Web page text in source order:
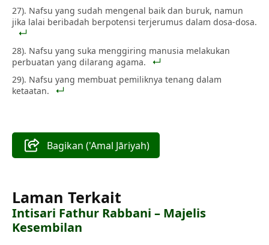
27). Nafsu yang sudah mengenal baik dan buruk, namun
jika lalai beribadah berpotensi terjerumus dalam dosa-dosa.
28). Nafsu yang suka menggiring manusia melakukan
perbuatan yang dilarang agama.
29). Nafsu yang membuat pemiliknya tenang dalam
ketaatan.
Bagikan ('Amal Jāriyah)
Laman Terkait
Intisari Fathur Rabbani – Majelis
Kesembilan